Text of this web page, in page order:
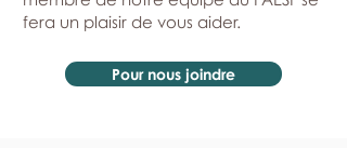
fera un plaisir de vous aider.
Pour nous joindre